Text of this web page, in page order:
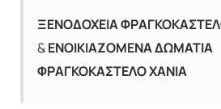
ΞΕΝΟΔΟΧΕΙΑ
&ΕΝΟΙΚΙΑΖΟΜΕΝΑ ΔΩΜΑΤΙΑ
ΦΡΑΓΚΟΚΑΣΤΕΛΟ ΧΑΝΙΑ